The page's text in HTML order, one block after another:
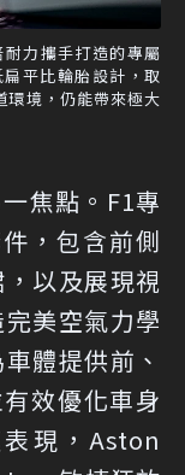
力攜手打造的專屬
平比輪胎設計，取
環境，仍能帶來極大
焦點。F1專
，包含前側
以及展現視
美空氣力學
體提供前、
效優化車身
現，Aston